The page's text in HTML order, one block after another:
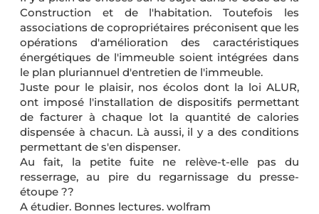
Construction et de l'habitation. Toutefois les
associations de copropriétaires préconisent que les
opérations d'amélioration des caractéristiques
énergétiques de l'immeuble soient intégrées dans
le plan pluriannuel d'entretien de l'immeuble.
Juste pour le plaisir, nos écolos dont la loi ALUR,
ont imposé l'installation de dispositifs permettant
de facturer à chaque lot la quantité de calories
dispensée à chacun. Là aussi, il y a des conditions
permettant de s'en dispenser.
Au fait, la petite fuite ne relève-t-elle pas du
resserrage, au pire du regarnissage du presse-
étoupe ??
A étudier. Bonnes lectures. wolfram